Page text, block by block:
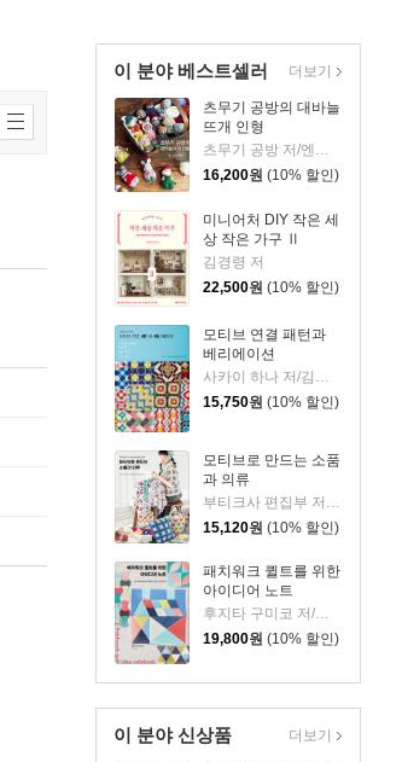
이 분야 베스트셀러
츠무기 공방의 대바늘
뜨개 인형
츠무기 공방 저/엔도 아야꼬 감수/김진아 역
16,200원 (10% 할인)
미니어처 DIY 작은 세
상 작은 가구 Ⅱ
김경령 저
22,500원 (10% 할인)
모티브 연결 패턴과
베리에이션
15,750원 (10% 할인)
모티브로 만드는 소품
과 의류
15,120원 (10% 할인)
패치워크 퀼트를 위한
아이디어 노트
후지타 구미코 저/김한나 역
19,800원 (10% 할인)
더보기
이 분야 신상품 더보기